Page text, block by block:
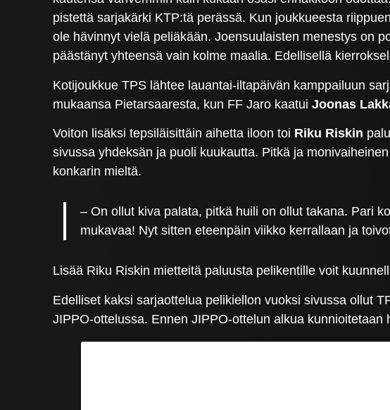
pistettä sarjakärki KTP:tä perässä. Kun joukkueesta
ole hävinnyt vielä peliäkään. Joensuulaisten menestys on
päästänyt yhteensä vain kolme maalia. Edellisellä
Kotijoukkue TPS lähtee lauantai-iltapäivän kamppailuun
mukaansa Pietarsaaresta, kun FF Jaro kaatui Joonas
Voiton lisäksi tepsiläisittäin aihetta iloon toi Riku Riskin
sivussa yhdeksän ja puoli kuukautta. Pitkä ja
konkarin mieltä.
– On ollut kiva palata, pitkä huili on ollut takana. Pari
mukavaa! Nyt sitten eteenpäin viikko kerrallaan ja
Lisää Riku Riskin mietteitä paluusta pelikentille voit
Edelliset kaksi sarjaottelua pelikiellon vuoksi sivussa ollut
JIPPO-ottelussa. Ennen JIPPO-ottelun alkua